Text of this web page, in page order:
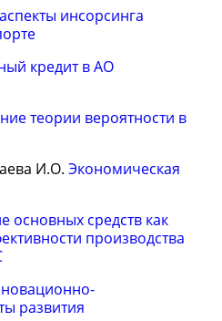
инсорсинга
кредит в АО
теории вероятности в
И.О. Экономическая
основных средств как
производства
развития